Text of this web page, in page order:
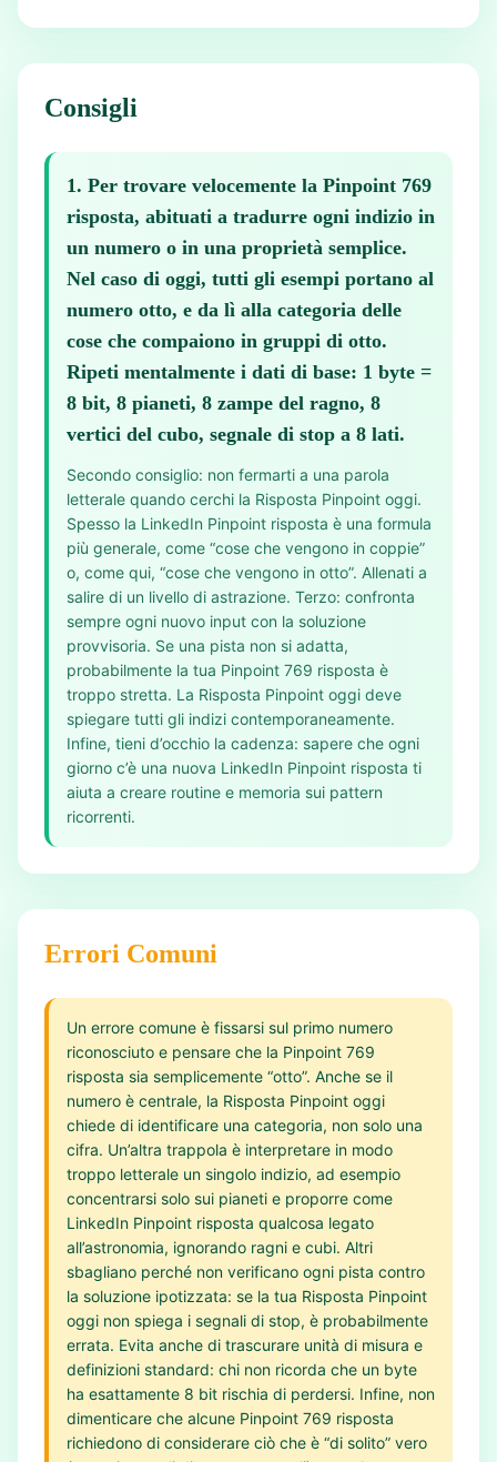
Consigli
1. Per trovare velocemente la Pinpoint 769
risposta, abituati a tradurre ogni indizio in
un numero o in una proprietà semplice.
Nel caso di oggi, tutti gli esempi portano al
numero otto, e da lì alla categoria delle
cose che compaiono in gruppi di otto.
Ripeti mentalmente i dati di base: 1 byte =
8 bit, 8 pianeti, 8 zampe del ragno, 8
vertici del cubo, segnale di stop a 8 lati.
Secondo consiglio: non fermarti a una parola
letterale quando cerchi la Risposta Pinpoint oggi.
Spesso la LinkedIn Pinpoint risposta è una formula
più generale, come “cose che vengono in coppie”
o, come qui, “cose che vengono in otto”. Allenati a
salire di un livello di astrazione. Terzo: confronta
sempre ogni nuovo input con la soluzione
provvisoria. Se una pista non si adatta,
probabilmente la tua Pinpoint 769 risposta è
troppo stretta. La Risposta Pinpoint oggi deve
spiegare tutti gli indizi contemporaneamente.
Infine, tieni d’occhio la cadenza: sapere che ogni
giorno c’è una nuova LinkedIn Pinpoint risposta ti
aiuta a creare routine e memoria sui pattern
ricorrenti.
Errori Comuni
Un errore comune è fissarsi sul primo numero
riconosciuto e pensare che la Pinpoint 769
risposta sia semplicemente “otto”. Anche se il
numero è centrale, la Risposta Pinpoint oggi
chiede di identificare una categoria, non solo una
cifra. Un’altra trappola è interpretare in modo
troppo letterale un singolo indizio, ad esempio
concentrarsi solo sui pianeti e proporre come
LinkedIn Pinpoint risposta qualcosa legato
all’astronomia, ignorando ragni e cubi. Altri
sbagliano perché non verificano ogni pista contro
la soluzione ipotizzata: se la tua Risposta Pinpoint
oggi non spiega i segnali di stop, è probabilmente
errata. Evita anche di trascurare unità di misura e
definizioni standard: chi non ricorda che un byte
ha esattamente 8 bit rischia di perdersi. Infine, non
dimenticare che alcune Pinpoint 769 risposta
richiedono di considerare ciò che è “di solito” vero